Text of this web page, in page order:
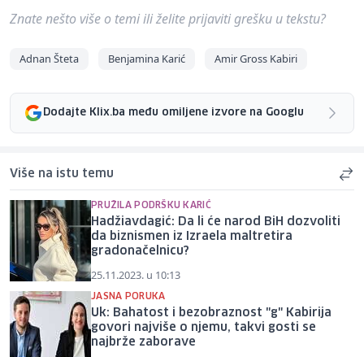
Znate nešto više o temi ili želite prijaviti grešku u tekstu?
Adnan Šteta Benjamina Karić Amir Gross Kabiri
Dodajte Klix.ba među omiljene izvore na Googlu
Više na istu temu
PRUŽILA PODRŠKU KARIĆ
Hadžiavdagić: Da li će narod BiH dozvoliti
da biznismen iz Izraela maltretira
gradonačelnicu?
25.11.2023. u 10:13
JASNA PORUKA
Uk: Bahatost i bezobraznost "g" Kabirija
govori najviše o njemu, takvi gosti se
najbrže zaborave